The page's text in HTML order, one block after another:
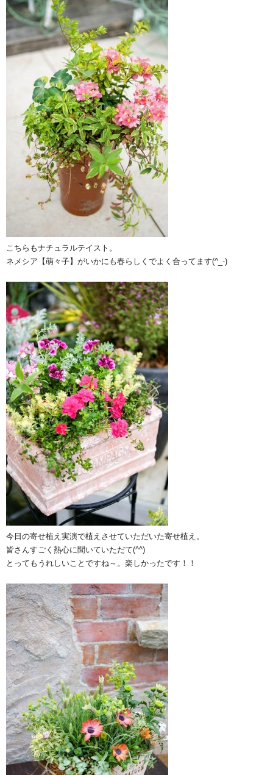
こちらもナチュラルテイスト。
ネメシア【萌々子】がいかにも春らしくでよく合ってます(^_-)
今日の寄せ植え実演で植えさせていただいた寄せ植え。
皆さんすごく熱心に聞いていただて(^^)
とってもうれしいことですね～。楽しかったです！！